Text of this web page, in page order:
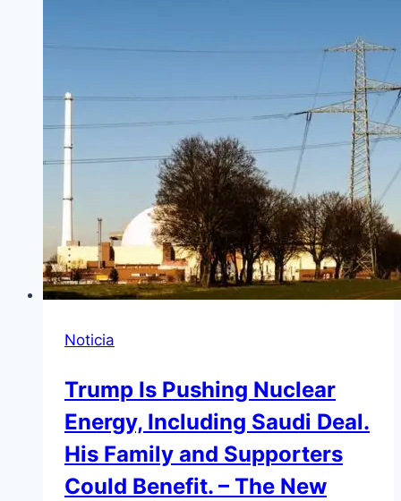
Noticia
Trump Is Pushing Nuclear
Energy, Including Saudi Deal.
His Family and Supporters
Could Benefit. – The New